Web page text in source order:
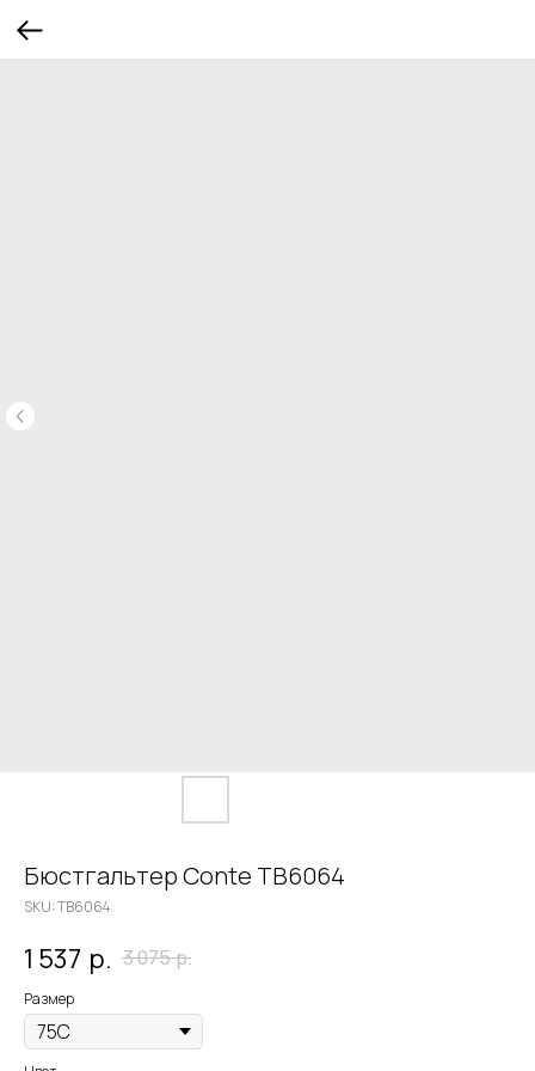
Бюстгальтер Conte TB6064
SKU:TB6064
1 537 р. 3 075р.
Размер